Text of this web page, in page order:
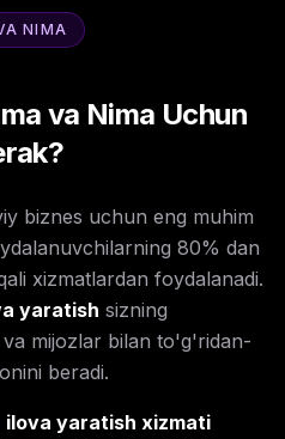
NIMA
va Nima Uchun
biznes uchun eng muhim
80% dan
xizmatlardan foydalanadi.
yaratish sizning
mijozlar bilan to'g'ridan-
beradi.
ilova yaratish xizmati